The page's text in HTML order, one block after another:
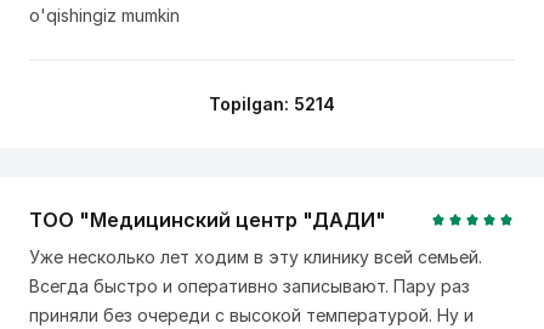
o'qishingiz mumkin
Topilgan: 5214
ТОО "Медицинский центр "ДАДИ"
Уже несколько лет ходим в эту клинику всей семьей.
Всегда быстро и оперативно записывают. Пару раз
приняли без очереди с высокой температурой. Ну и